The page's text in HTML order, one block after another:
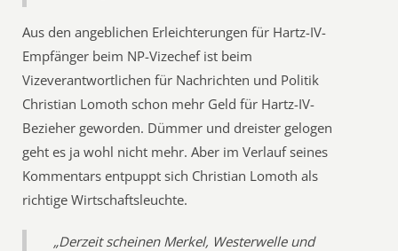
Aus den angeblichen Erleichterungen für Hartz-IV-
Empfänger beim NP-Vizechef ist beim
Vizeverantwortlichen für Nachrichten und Politik
Christian Lomoth schon mehr Geld für Hartz-IV-
Bezieher geworden. Dümmer und dreister gelogen
geht es ja wohl nicht mehr. Aber im Verlauf seines
Kommentars entpuppt sich Christian Lomoth als
richtige Wirtschaftsleuchte.
„Derzeit scheinen Merkel, Westerwelle und